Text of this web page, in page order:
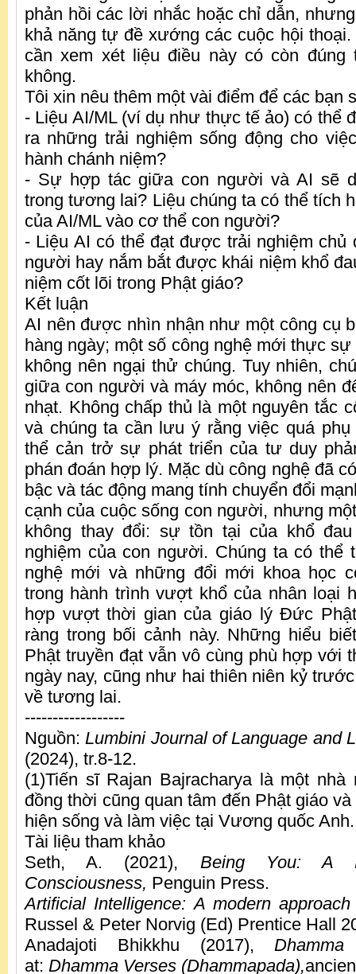
phản hồi các lời nhắc hoặc chỉ dẫn,
khả năng tự đề xướng các cuộc hội
cần xem xét liệu điều này có còn đúng
không.
Tôi xin nêu thêm một vài điểm để các bạn
- Liệu AI/ML (ví dụ như thực tế ảo) có thể
ra những trải nghiệm sống động cho
hành chánh niệm?
- Sự hợp tác giữa con người và AI sẽ
trong tương lai? Liệu chúng ta có thể tích
của AI/ML vào cơ thể con người?
- Liệu AI có thể đạt được trải nghiệm chủ
người hay nắm bắt được khái niệm khổ
niệm cốt lõi trong Phật giáo?
Kết luận
AI nên được nhìn nhận như một công cụ
hàng ngày; một số công nghệ mới thực
không nên ngại thử chúng. Tuy nhiên,
giữa con người và máy móc, không nên
nhạt. Không chấp thủ là một nguyên tắc
và chúng ta cần lưu ý rằng việc quá phụ
thể cản trở sự phát triển của tư duy
phán đoán hợp lý. Mặc dù công nghệ đã
bậc và tác động mang tính chuyển đổi
cạnh của cuộc sống con người, nhưng
không thay đổi: sự tồn tại của khổ
nghiệm của con người. Chúng ta có thể
nghệ mới và những đổi mới khoa học
trong hành trình vượt khổ của nhân loại
hợp vượt thời gian của giáo lý Đức
ràng trong bối cảnh này. Những hiểu
Phật truyền đạt vẫn vô cùng phù hợp với
ngày nay, cũng như hai thiên niên kỷ
về tương lai.
------------------
Nguồn:Lumbini Journal of Language and
(2024), tr.8-12.
(1)Tiến sĩ Rajan Bajracharya là một
đồng thời cũng quan tâm đến Phật giáo
hiện sống và làm việc tại Vương quốc Anh.
Tài liệu tham khảo
Seth, A. (2021), Being You: A
Consciousness, Penguin Press.
Artificial Intelligence: A modern approach
Russel & Peter Norvig (Ed) Prentice Hall
Anadajoti Bhikkhu (2017),
at: Dhamma Verses (Dhammapada),